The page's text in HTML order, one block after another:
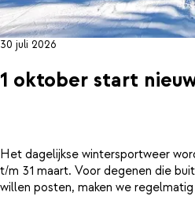
30 juli 2026
1 oktober start
Het dagelijkse wintersportweer
t/m 31 maart. Voor degenen die
willen posten, maken we